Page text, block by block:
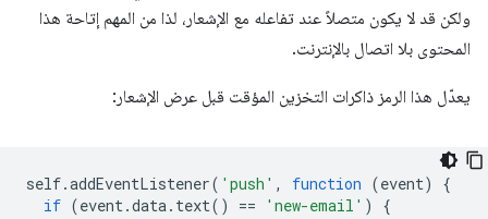
ولكن قد لا يكون متصلاً عند تفاعله مع الإشعار، لذا من المهم إتاحة هذا
المحتوى بلا اتصال بالإنترنت.
يعدّل هذا الرمز ذاكرات التخزين المؤقت قبل عرض الإشعار:
self.addEventListener( 'push' , function (event)
{
if (event.data. text() == 'new-email' )
{